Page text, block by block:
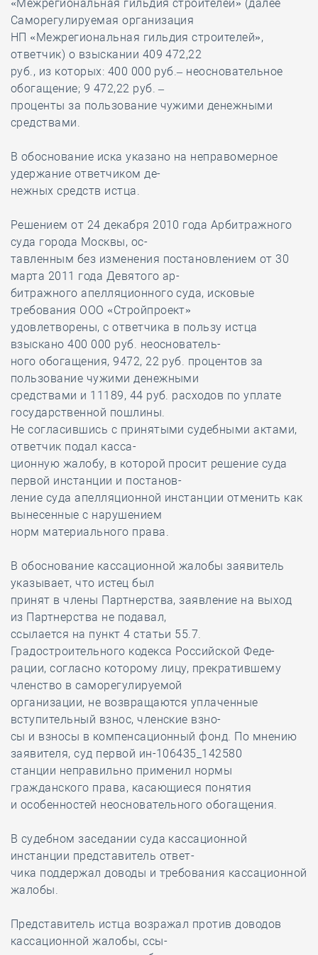
«Межрегиональная гильдия строителей» (далее
Саморегулируемая организация
НП «Межрегиональная гильдия строителей»,
ответчик) о взыскании 409 472,22
руб., из которых: 400 000 руб.– неосновательное
обогащение; 9 472,22 руб. –
проценты за пользование чужими денежными
средствами.
В обоснование иска указано на неправомерное
удержание ответчиком де-
нежных средств истца.
Решением от 24 декабря 2010 года Арбитражного
суда города Москвы, ос-
тавленным без изменения постановлением от 30
марта 2011 года Девятого ар-
битражного апелляционного суда, исковые
требования ООО «Стройпроект»
удовлетворены, с ответчика в пользу истца
взыскано 400 000 руб. неоснователь-
ного обогащения, 9472, 22 руб. процентов за
пользование чужими денежными
средствами и 11189, 44 руб. расходов по уплате
государственной пошлины.
Не согласившись с принятыми судебными актами,
ответчик подал касса-
ционную жалобу, в которой просит решение суда
первой инстанции и постанов-
ление суда апелляционной инстанции отменить как
вынесенные с нарушением
норм материального права.
В обоснование кассационной жалобы заявитель
указывает, что истец был
принят в члены Партнерства, заявление на выход
из Партнерства не подавал,
ссылается на пункт 4 статьи 55.7.
Градостроительного кодекса Российской Феде-
рации, согласно которому лицу, прекратившему
членство в саморегулируемой
организации, не возвращаются уплаченные
вступительный взнос, членские взно-
сы и взносы в компенсационный фонд. По мнению
заявителя, суд первой ин-106435_142580
станции неправильно применил нормы
гражданского права, касающиеся понятия
и особенностей неосновательного обогащения.
В судебном заседании суда кассационной
инстанции представитель ответ-
чика поддержал доводы и требования кассационной
жалобы.
Представитель истца возражал против доводов
кассационной жалобы, ссы-